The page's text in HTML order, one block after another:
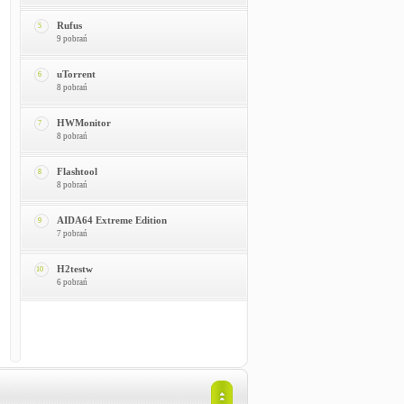
5 Rufus
9 pobrań
6 uTorrent
8 pobrań
7 HWMonitor
8 pobrań
8 Flashtool
8 pobrań
9 AIDA64 Extreme Edition
7 pobrań
10 H2testw
6 pobrań